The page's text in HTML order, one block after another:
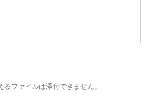
るファイルは添付できません。